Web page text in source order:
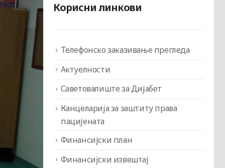
Корисни линкови
Телефонско заказивање прегледа
Актуелности
Саветовалиште за Дијабет
Канцеларија за заштиту права
пацијената
Финансијски план
Финансијски извештај